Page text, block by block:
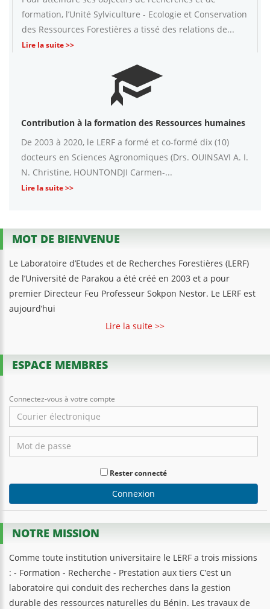
formation, l’Unité Sylviculture - Ecologie et Conservation
des Ressources Forestières a tissé des relations de...
Lire la suite >>
Contribution à la formation des Ressources humaines
De 2003 à 2020, le LERF a formé et co-formé dix (10)
docteurs en Sciences Agronomiques (Drs. OUINSAVI A. I.
N. Christine, HOUNTONDJI Carmen-...
Lire la suite >>
MOT DE BIENVENUE
Le Laboratoire d’Etudes et de Recherches Forestières (LERF)
de l’Université de Parakou a été créé en 2003 et a pour
premier Directeur Feu Professeur Sokpon Nestor. Le LERF est
aujourd’hui
Lire la suite >>
ESPACE MEMBRES
Connectez-vous à votre compte
Rester connecté
Connexion
NOTRE MISSION
Comme toute institution universitaire le LERF a trois missions
: - Formation - Recherche - Prestation aux tiers C’est un
laboratoire qui conduit des recherches dans la gestion
durable des ressources naturelles du Bénin. Les travaux de